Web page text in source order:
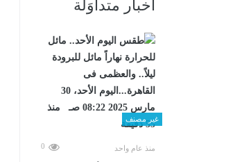
أخبار متداوَلة
غير مصنف
منذ عام واحد 0